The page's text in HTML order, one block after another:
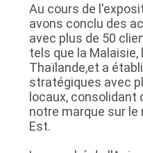
Au cours de
avons conclu des
avec plus de 50
tels que la
Thaïlande,et a
stratégiques avec
locaux, consolidant
notre marque sur le
Est.